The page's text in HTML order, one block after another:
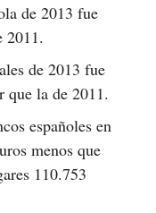
de 2013 fue
2011.
de 2013 fue
que la de 2011.
españoles en
menos que
110.753